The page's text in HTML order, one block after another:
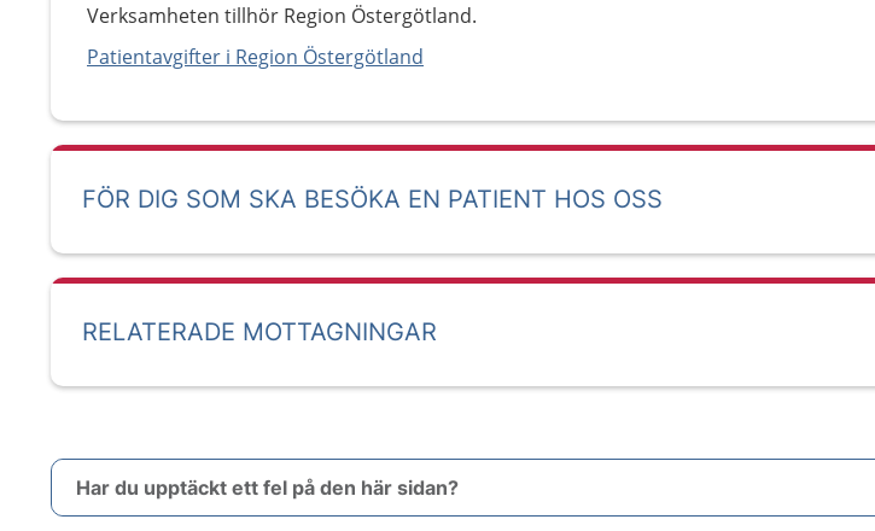
Verksamheten tillhör Region Östergötland.
Patientavgifter i Region Östergötland
FÖR DIG SOM SKA BESÖKA EN PATIENT HOS OSS
RELATERADE MOTTAGNINGAR
Har du upptäckt ett fel på den här sidan?